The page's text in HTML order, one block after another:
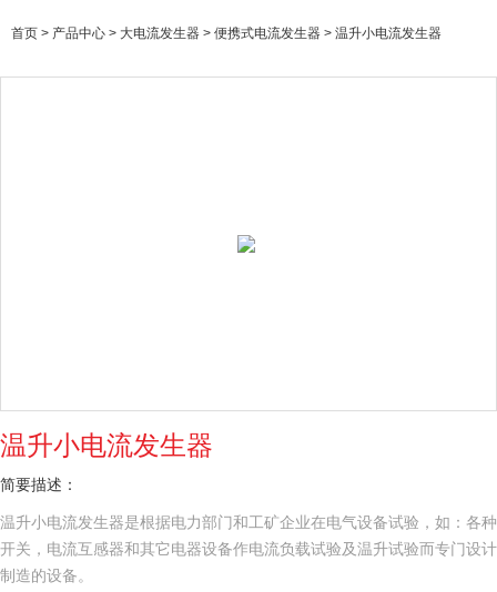
首页 > 产品中心 > 大电流发生器 > 便携式电流发生器 > 温升小电流发生器
温升小电流发生器
简要描述：
温升小电流发生器是根据电力部门和工矿企业在电气设备试验，如：各种
开关，电流互感器和其它电器设备作电流负载试验及温升试验而专门设计
制造的设备。